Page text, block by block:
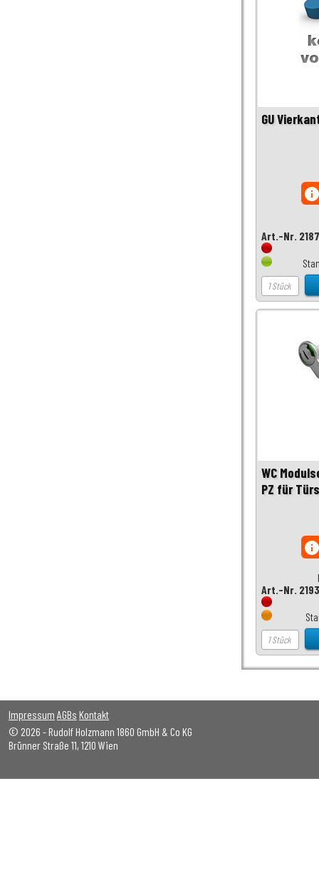
GU
Art.-Nr.
WC
PZ für
Art.-Nr.
Impressum AGBs Kontakt
© 2026 - Rudolf Holzmann 1860 GmbH & Co KG
Brünner Straße 11, 1210 Wien